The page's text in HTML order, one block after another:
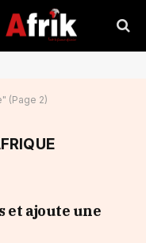
(Page 2)
et ajoute une